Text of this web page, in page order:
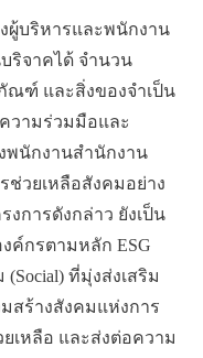
ผู้บริหารและพนักงาน
ริจาคได้ จำนวน
ณฑ์ และสิ่งของจำเป็น
วามร่วมมือและ
พนักงานสำนักงาน
ช่วยเหลือสังคมอย่าง
งการดังกล่าว ยังเป็น
ค์กรตามหลัก ESG
ที่มุ่งส่งเสริม
สร้างสังคมแห่งการ
ยเหลือ และส่งต่อความ